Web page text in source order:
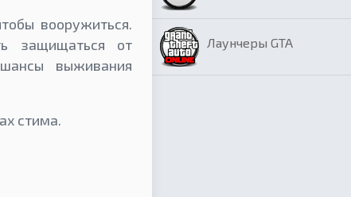
вооружиться.
защищаться от
выживания
стима.
Лаунчеры GTA